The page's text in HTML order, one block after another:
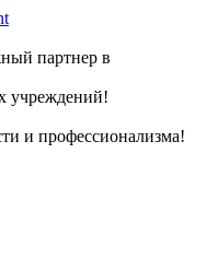
партнер в
учреждений!
и профессионализма!